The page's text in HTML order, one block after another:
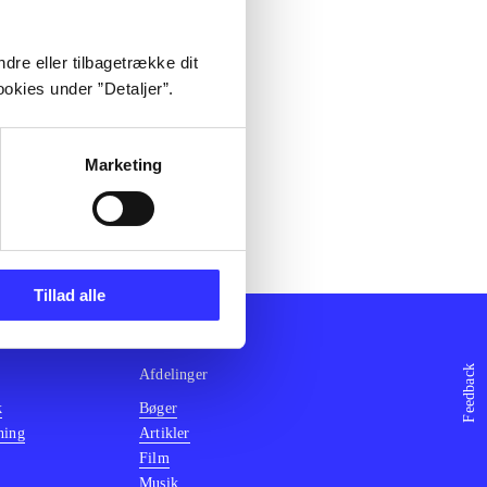
eller tilbagetrække dit
under ”Detaljer”.
Marketing
Tillad alle
Feedback
Afdelinger
Bøger
Artikler
Film
Musik